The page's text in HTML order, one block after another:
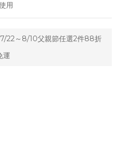
用
22～8/10父親節任選2件88折
運